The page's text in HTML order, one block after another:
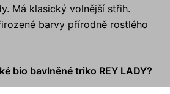
Má klasický volnější střih.
barvy přírodně rostlého
bio bavlněné triko REY LADY?